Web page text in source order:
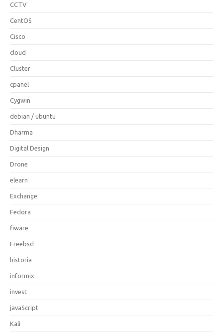
CCTV
CentOS
Cisco
cloud
Cluster
cpanel
Cygwin
debian / ubuntu
Dharma
Digital Design
Drone
elearn
Exchange
Fedora
fiware
Freebsd
historia
informix
invest
javaScript
Kali